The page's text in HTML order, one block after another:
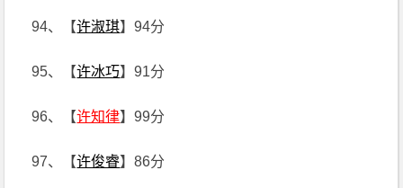
94、【许淑琪】94分
95、【许冰巧】91分
96、【许知律】99分
97、【许俊睿】86分